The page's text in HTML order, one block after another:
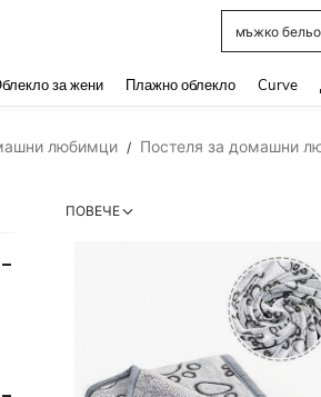
мъжко
за жени Плажно облекло Curve
любимци / Постеля за домашни
ПОВЕЧЕ